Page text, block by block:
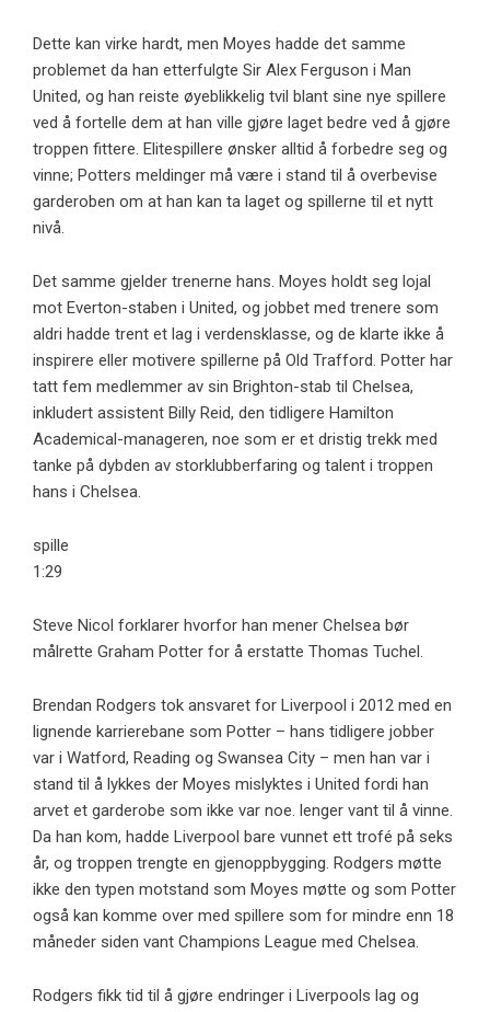
Dette kan virke hardt, men Moyes hadde det samme
problemet da han etterfulgte Sir Alex Ferguson i Man
United, og han reiste øyeblikkelig tvil blant sine nye spillere
ved å fortelle dem at han ville gjøre laget bedre ved å gjøre
troppen fittere. Elitespillere ønsker alltid å forbedre seg og
vinne; Potters meldinger må være i stand til å overbevise
garderoben om at han kan ta laget og spillerne til et nytt
nivå.
Det samme gjelder trenerne hans. Moyes holdt seg lojal
mot Everton-staben i United, og jobbet med trenere som
aldri hadde trent et lag i verdensklasse, og de klarte ikke å
inspirere eller motivere spillerne på Old Trafford. Potter har
tatt fem medlemmer av sin Brighton-stab til Chelsea,
inkludert assistent Billy Reid, den tidligere Hamilton
Academical-manageren, noe som er et dristig trekk med
tanke på dybden av storklubberfaring og talent i troppen
hans i Chelsea.
spille
1:29
Steve Nicol forklarer hvorfor han mener Chelsea bør
målrette Graham Potter for å erstatte Thomas Tuchel.
Brendan Rodgers tok ansvaret for Liverpool i 2012 med en
lignende karrierebane som Potter – hans tidligere jobber
var i Watford, Reading og Swansea City – men han var i
stand til å lykkes der Moyes mislyktes i United fordi han
arvet et garderobe som ikke var noe. lenger vant til å vinne.
Da han kom, hadde Liverpool bare vunnet ett trofé på seks
år, og troppen trengte en gjenoppbygging. Rodgers møtte
ikke den typen motstand som Moyes møtte og som Potter
også kan komme over med spillere som for mindre enn 18
måneder siden vant Champions League med Chelsea.
Rodgers fikk tid til å gjøre endringer i Liverpools lag og